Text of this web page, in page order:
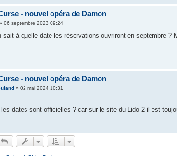
- nouvel opéra de Damon
06 septembre 2023 09:24
sait à quelle date les réservations ouvriront en septembre ?
- nouvel opéra de Damon
» 02 mai 2024 10:31
dates sont officielles ? car sur le site du Lido 2 il est